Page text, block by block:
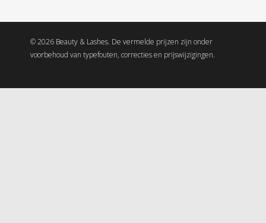
© 2026 Beauty & Lashes. De vermelde prijzen zijn onder
voorbehoud van typefouten, correcties en prijswijzigingen.